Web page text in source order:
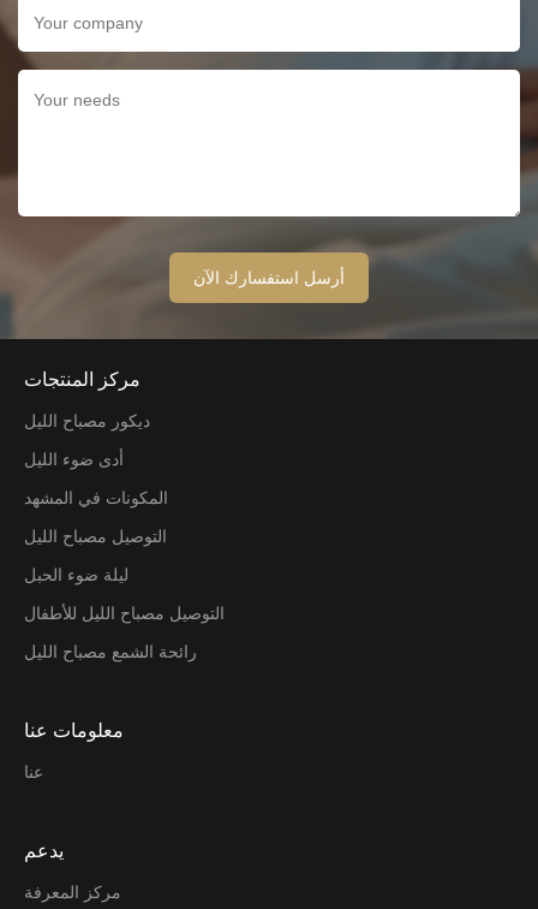
مركز المنتجات
ديكور مصباح الليل
أدى ضوء الليل
المكونات في المشهد
التوصيل مصباح الليل
ليلة ضوء الحبل
التوصيل مصباح الليل للأطفال
رائحة الشمع مصباح الليل
معلومات عنا
عنا
يدعم
مركز المعرفة